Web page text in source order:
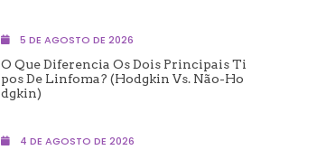
5 DE AGOSTO DE 2026
O Que Diferencia Os Dois Principais Ti
Pos De Linfoma? (Hodgkin Vs. Não-Ho
Dgkin)
4 DE AGOSTO DE 2026